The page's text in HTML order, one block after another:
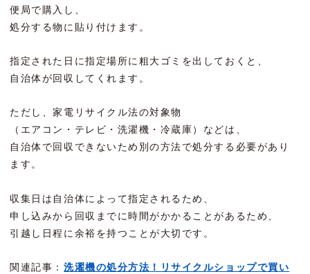
便局で購入し、
処分する物に貼り付けます。
指定された日に指定場所に粗大ゴミを出しておくと、
自治体が回収してくれます。
ただし、家電リサイクル法の対象物
（エアコン・テレビ・洗濯機・冷蔵庫）などは、
自治体で回収できないため別の方法で処分する必要があり
ます。
収集日は自治体によって指定されるため、
申し込みから回収までに時間がかかることがあるため、
引越し日程に余裕を持つことが大切です。
関連記事：洗濯機の処分方法！リサイクルショップで買い